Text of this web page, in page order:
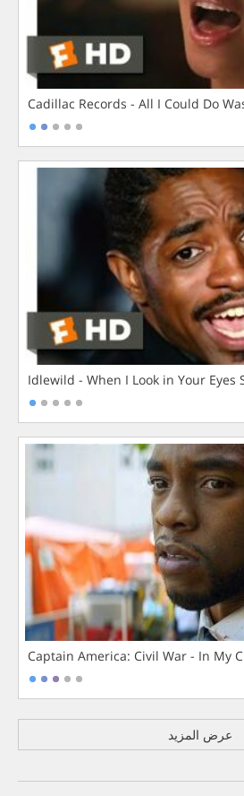
Cadillac Records - All I Could Do
Idlewild - When I Look in Your Eyes
Captain America: Civil War - In My
عرض المزيد